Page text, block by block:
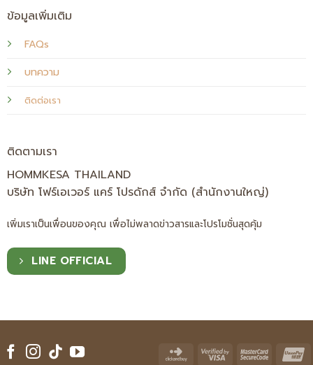
ข้อมูลเพิ่มเติม
FAQs
บทความ
ติดต่อเรา
ติดตามเรา
HOMMKESA THAILAND
บริษัท โฟร์เอเวอร์ แคร์ โปรดักส์ จำกัด (สำนักงานใหญ่)
เพิ่มเราเป็นเพื่อนของคุณ เพื่อไม่พลาดข่าวสารและโปรโมชั่นสุดคุ้ม
LINE OFFICIAL
Click
Visa